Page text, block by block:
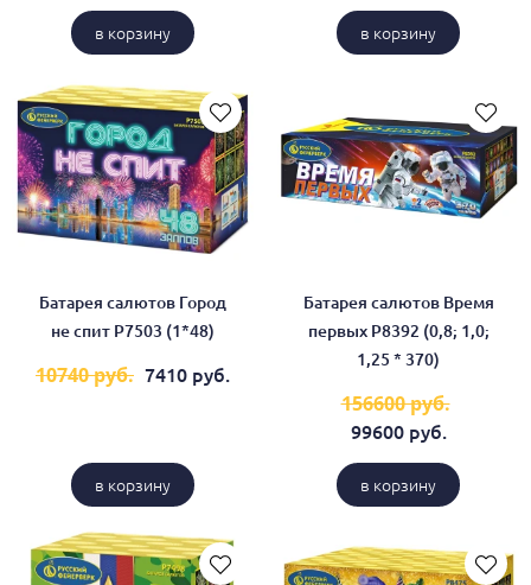
в корзину в корзину
Батарея салютов Город
не спит Р7503 (1*48)
10740 руб. 7410 руб.
в корзину
Батарея салютов Время
первых Р8392 (0,8; 1,0;
1,25 * 370)
156600 руб.
99600 руб.
в корзину